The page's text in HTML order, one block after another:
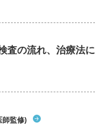
査の流れ、治療法
師監修)